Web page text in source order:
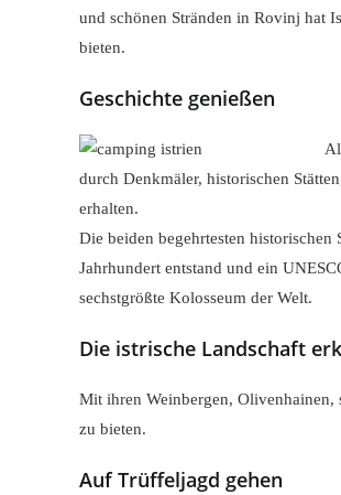
und schönen Stränden in Rovinj hat
bieten.
Geschichte genießen
durch Denkmäler, historischen
erhalten.
Die beiden begehrtesten
Jahrhundert entstand und ein
sechstgrößte Kolosseum der Welt.
Die istrische Landschaft
Mit ihren Weinbergen, Olivenhainen,
zu bieten.
Auf Trüffeljagd gehen